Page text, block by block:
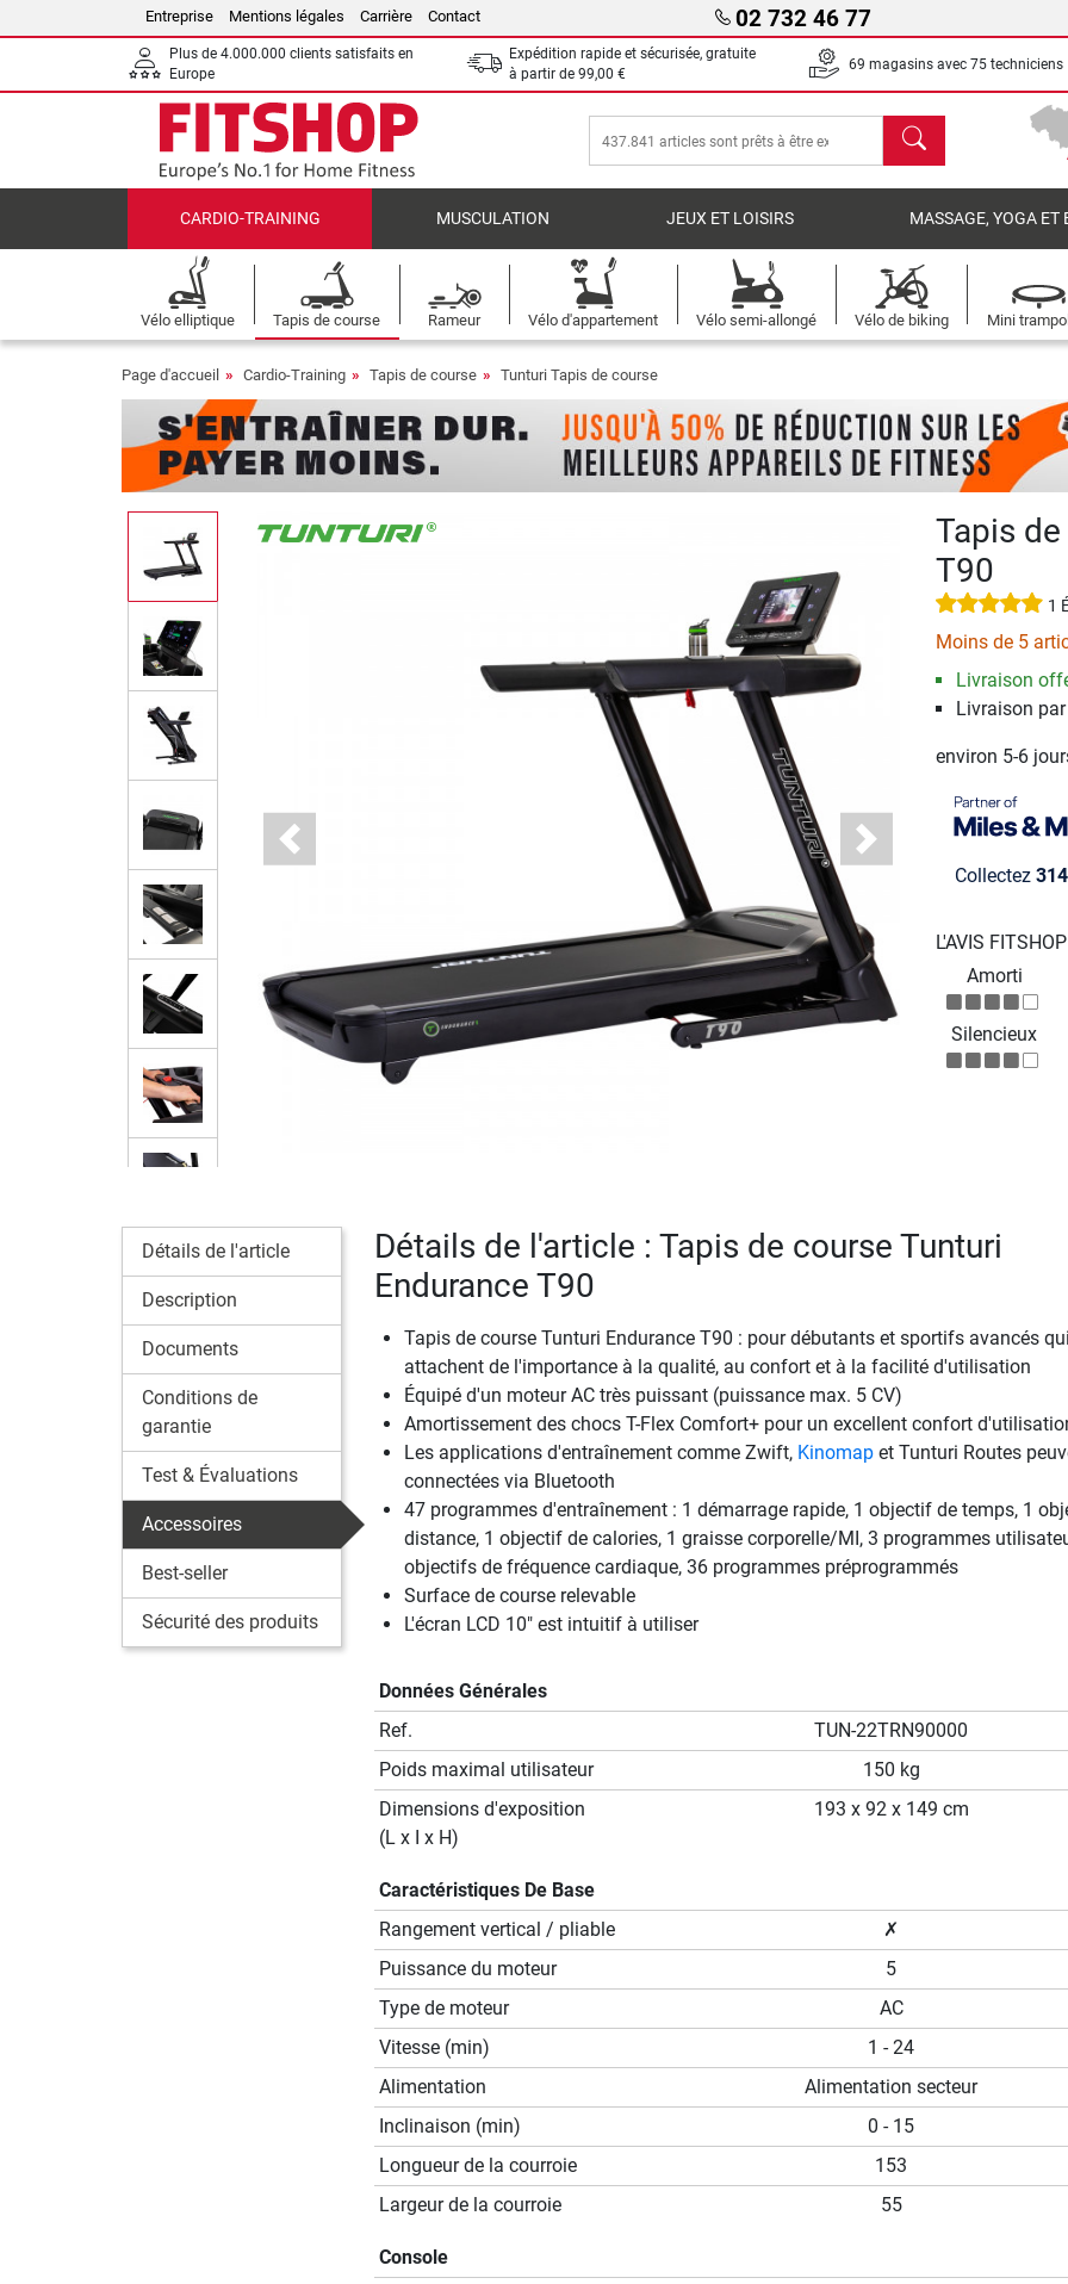
Entreprise Mentions légales Carrière Contact 02 732 46 77
Plus de 4.000.000 clients satisfaits en
Europe
Expédition rapide et sécurisée, gratuite
à partir de 99,00 €
69 magasins avec 75 techniciens
chercher
CARDIO-TRAINING MUSCULATION JEUX ET LOISIRS MASSAGE, YOGA ET
Vélo elliptique Tapis de course Rameur Vélo d'appartement Vélo semi-allongé Vélo de biking Mini
Page d'accueil Cardio-Training Tapis de course Tunturi Tapis de course
Previous Next
Tapis
T90
1
Moins de 5
Livraison
Livraison
environ 5-6
Collectez
L'AVIS FITSHOP
Amorti
Silencieux
Détails de l'article
Description
Documents
Conditions de
garantie
Test & Évaluations
Accessoires
Best-seller
Sécurité des produits
Détails de l'article : Tapis de course Tunturi
Endurance T90
Tapis de course Tunturi Endurance T90 : pour débutants et sportifs avancés qui
attachent de l'importance à la qualité, au confort et à la facilité d'utilisation
Équipé d'un moteur AC très puissant (puissance max. 5 CV)
Amortissement des chocs T-Flex Comfort+ pour un excellent confort
Les applications d'entraînement comme Zwift, Kinomapet Tunturi Routes
connectées via Bluetooth
47 programmes d'entraînement : 1 démarrage rapide, 1 objectif de temps, 1
distance, 1 objectif de calories, 1 graisse corporelle/MI, 3 programmes
objectifs de fréquence cardiaque, 36 programmes préprogrammés
Surface de course relevable
L'écran LCD 10" est intuitif à utiliser
Données Générales
Ref.
TUN-22TRN90000
Poids maximal utilisateur
150 kg
Dimensions d'exposition
(L x I x H)
193 x 92 x 149 cm
Caractéristiques De Base
Rangement vertical / pliable
✗
Puissance du moteur
5
Type de moteur
AC
Vitesse (min)
1 - 24
Alimentation
Alimentation secteur
Inclinaison (min)
0 - 15
Longueur de la courroie
153
Largeur de la courroie
55
Console